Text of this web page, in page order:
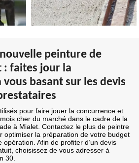
peinture de
: faites jour la
basant sur les devis
pour faire jouer la concurrence et
cher du marché dans le cadre de la
à Mialet. Contactez le plus de peintre
optimiser la préparation de votre budget
opération. Afin de profiter d’un devis
choisissez de vous adresser à
30.